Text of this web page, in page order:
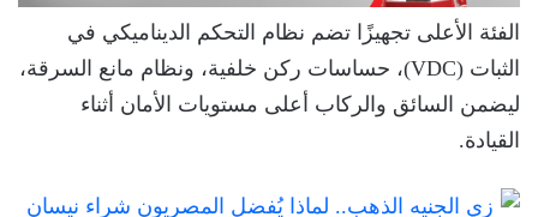
الفئة الأعلى تجهيزًا تضم نظام التحكم الديناميكي في
الثبات (VDC)، حساسات ركن خلفية، ونظام مانع السرقة،
ليضمن السائق والركاب أعلى مستويات الأمان أثناء
القيادة.